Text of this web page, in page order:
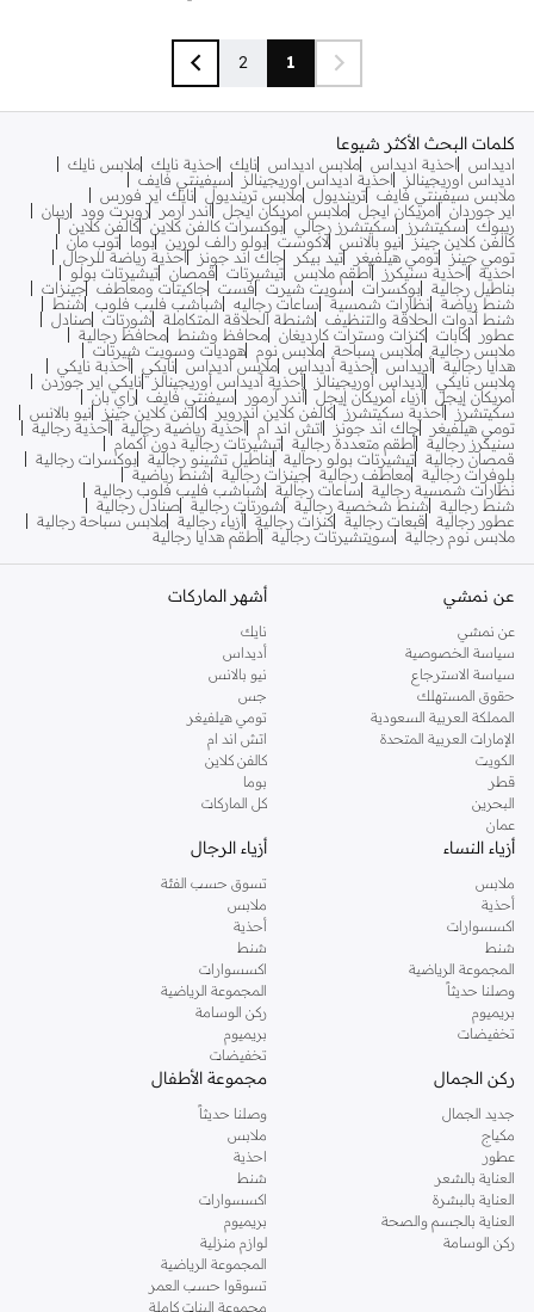
1
2
كلمات البحث الأكثر شيوعا
اديداس احذية اديداس ملابس اديداس نايك احذية نايك ملابس نايك
اديداس اوريجينالز
احذية اديداس اوريجينالز
سيفينتي فايف
ملابس سيفينتي فايف ترينديول ملابس ترينديول نايك اير فورس
اير جوردان
امريكان ايجل ملابس امريكان ايجل اندر ارمر روبرت وود
ريبان
ريبوك
سكيتشرز سكيتشرز رجالي بوكسرات كالفن كلاين كالفن كلاين
كالفن كلاين جينز نيو بالانس لاكوست بولو رالف لورين بوما
توب مان
تومي جينز تومي هيلفيغر تيد بيكر جاك اند جونز
أحذية رياضة للرجال
احذية
احذية سنيكرز أطقم ملابس تيشيرتات قمصان تيشيرتات بولو
بناطيل رجالية بوكسرات سويت شيرت فست جاكيتات ومعاطف جينزات
شنط رياضة نظارات شمسية ساعات رجاليه شباشب فليب فلوب
شنط
شنط أدوات الحلاقة والتنظيف
شنطة الحلاقة المتكاملة شورتات صنادل
عطور
كابات كنزات وسترات كارديغان محافظ وشنط
محافظ رجالية
ملابس رجالية ملابس سباحة ملابس نوم
هوديات وسويت شيرتات
هدايا رجالية أديداس أحذية أديداس ملابس أديداس نايكي أحذبة نايكي
ملابس نايكي أديداس أوريجينالز أحذية أديداس أوريجينالز
نايكي اير جوردن
أمريكان إيجل أزياء أمريكان إيجل أندر آرمور سيفنتي فايف راي بان
سكيتشرز
أحذية سكيتشرز كالفن كلاين اندروير كالفن كلاين جينز
نيو بالانس
تومي هيلفيغر
جاك اند جونز اتش اند ام أحذية رياضية رجالية أحذية رجالية
سنيكرز رجالية أطقم متعددة رجالية تيشيرتات رجالية دون أكمام
قمصان رجالية تيشيرتات بولو رجالية بناطيل تشينو رجالية بوكسرات رجالية
بلوفرات رجالية معاطف رجالية جينزات رجالية
شنط رياضية
نظارات شمسية رجالية
ساعات رجالية
شباشب فليب فلوب رجالية
شنط رجالية
شنط شخصية رجالية شورتات رجالية صنادل رجالية
عطور رجالية
قبعات رجالية كنزات رجالية أزياء رجالية ملابس سباحة رجالية
ملابس نوم رجالية
سويتشيرتات رجالية أطقم هدايا رجالية
عن نمشي
عن نمشي
سياسة الخصوصية
سياسة الاسترجاع
حقوق المستهلك
المملكة العربية السعودية
الإمارات العربية المتحدة
الكويت
قطر
البحرين
عمان
أشهر الماركات
نايك
أديداس
نيو بالانس
جس
تومي هيلفيغر
اتش اند ام
كالفن كلاين
بوما
كل الماركات
أزياء النساء
ملابس
أحذية
اكسسوارات
شنط
المجموعة الرياضية
وصلنا حديثاً
بريميوم
تخفيضات
أزياء الرجال
تسوق حسب الفئة
ملابس
أحذية
شنط
اكسسوارات
المجموعة الرياضية
ركن الوسامة
بريميوم
تخفيضات
ركن الجمال
جديد الجمال
مكياج
عطور
العناية بالشعر
العناية بالبشرة
العناية بالجسم والصحة
ركن الوسامة
مجموعة الأطفال
وصلنا حديثاً
ملابس
احذية
شنط
اكسسوارات
بريميوم
لوازم منزلية
المجموعة الرياضية
تسوقوا حسب العمر
مجموعة البنات كاملة